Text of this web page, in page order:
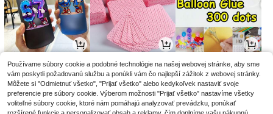
7.24€ 2.95€2.98€ -1% 2.88€
Používame súbory cookie a podobné technológie na našej webovej stránke, aby sme
vám poskytli požadovanú službu a ponúkli vám čo najlepší zážitok z webovej stránky.
Môžete si "Odmietnuť všetko", "Prijať všetko" alebo kedykoľvek nastaviť svoje
preferencie pre súbory cookie. Výberom možnosti "Prijať všetko" nastavíme všetky
voliteľné súbory cookie, ktoré nám pomáhajú analyzovať prevádzku, ponúkať